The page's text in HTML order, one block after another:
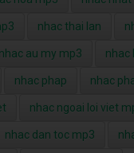
nhac thai lan
nhac au my mp3 nhac
nhac phap nhac
nhac ngoai loi viet
nhac dan toc mp3